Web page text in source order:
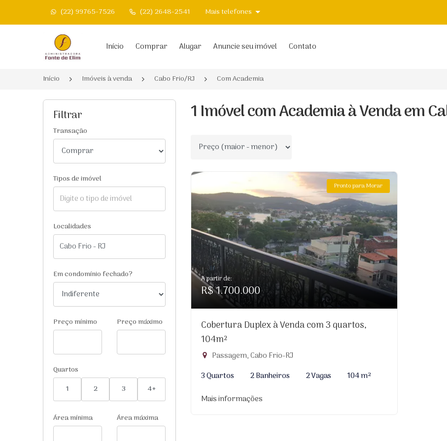
(22) 99765-7526 (22) 2648-2541 Mais telefones
Página inicial Início Comprar Alugar Anuncie seu imóvel Contato
Início Imóveis à venda Cabo Frio/RJ Com Academia
Filtrar
Transação
Tipos de imóvel
Localidades
Em condomínio fechado?
Preço mínimo Preço máximo
Quartos
1
2 3 4+
Área mínima Área máxima
1 Imóvel com Academia à Venda em
Ordenar por
Pronto para Morar
A partir de:
R$ 1.700.000
Cobertura Duplex à Venda com 3 quartos,
104m²
Passagem, Cabo Frio-RJ
3 Quartos
2 Banheiros 2 Vagas
104 m²
Mais informações